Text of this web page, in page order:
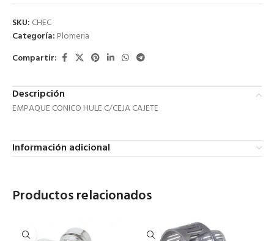
SKU: CHEC
Categoría: Plomeria
Compartir:
Descripción
EMPAQUE CONICO HULE C/CEJA CAJETE
Información adicional
Productos relacionados